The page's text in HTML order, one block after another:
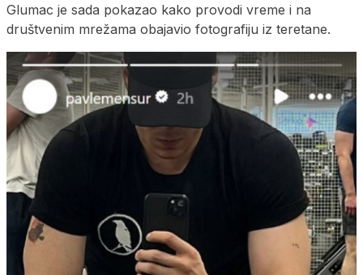
Glumac je sada pokazao kako provodi vreme i na
društvenim mrežama obajavio fotografiju iz teretane.